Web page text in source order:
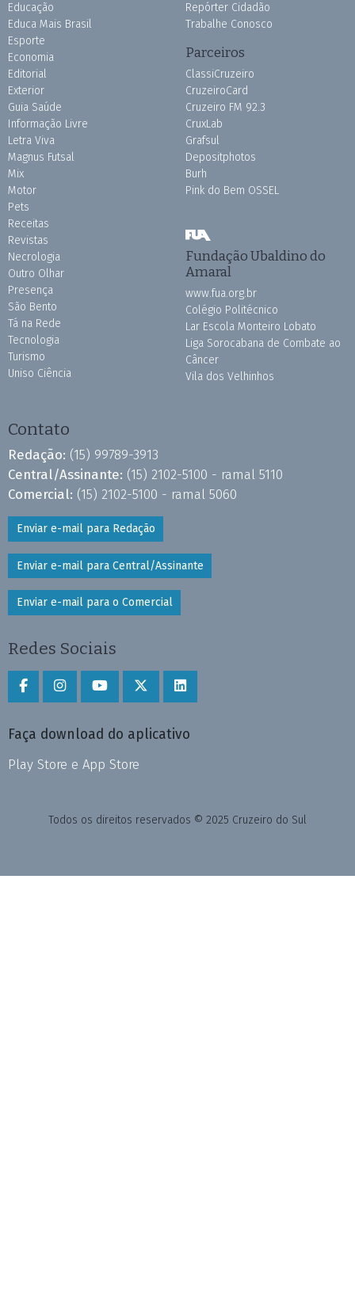
Educação
Educa Mais Brasil
Esporte
Economia
Editorial
Exterior
Guia Saúde
Informação Livre
Letra Viva
Magnus Futsal
Mix
Motor
Pets
Receitas
Revistas
Necrologia
Outro Olhar
Presença
São Bento
Tá na Rede
Tecnologia
Turismo
Uniso Ciência
Repórter Cidadão
Trabalhe Conosco
Parceiros
ClassiCruzeiro
CruzeiroCard
Cruzeiro FM 92.3
CruxLab
Grafsul
Depositphotos
Burh
Pink do Bem OSSEL
Fundação Ubaldino do
Amaral
www.fua.org.br
Colégio Politécnico
Lar Escola Monteiro Lobato
Liga Sorocabana de Combate ao
Câncer
Vila dos Velhinhos
Contato
Redação: (15) 99789-3913
Central/Assinante: (15) 2102-5100 - ramal 5110
Comercial: (15) 2102-5100 - ramal 5060
Enviar e-mail para Redação
Enviar e-mail para Central/Assinante
Enviar e-mail para o Comercial
Redes Sociais
Faça download do aplicativo
Play Store e App Store
Todos os direitos reservados © 2025 Cruzeiro do Sul